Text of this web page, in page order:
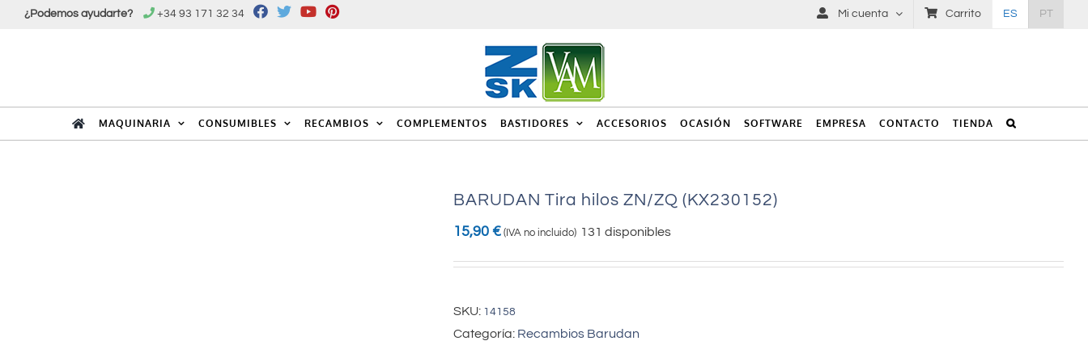
Saltar¿Podemos ayudarte? +34 93 171 32 34 Mi cuenta Carrito ES PT
MAQUINARIA CONSUMIBLES RECAMBIOS COMPLEMENTOS BASTIDORES ACCESORIOS OCASIÓN SOFTWARE EMPRESA CONTACTO TIENDA
BARUDAN Tira hilos ZN/ZQ (KX230152)
15,90 € (IVA no incluido) 131 disponibles
SKU: 14158
Categoría: Recambios Barudan